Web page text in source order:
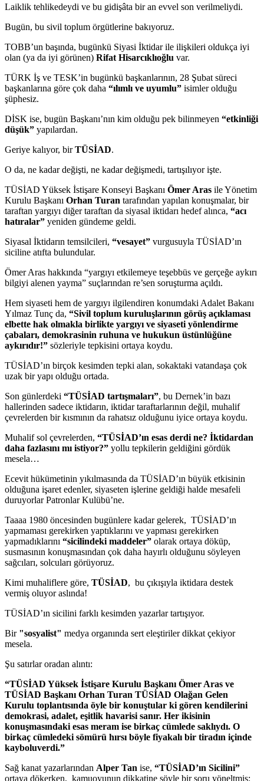
Laiklik tehlikedeydi ve bu gidişâta bir an evvel son verilmeliydi.
Bugün, bu sivil toplum örgütlerine bakıyoruz.
TOBB’un başında, bugünkü Siyasi İktidar ile ilişkileri oldukça iyi
olan (ya da iyi görünen) Rifat Hisarcıklıoğlu var.
TÜRK İş ve TESK’in bugünkü başkanlarının, 28 Şubat süreci
başkanlarına göre çok daha “ılımlı ve uyumlu” isimler olduğu
şüphesiz.
DİSK ise, bugün Başkanı’nın kim olduğu pek bilinmeyen “etkinliği
düşük” yapılardan.
Geriye kalıyor, birTÜSİAD.
O da, ne kadar değişti, ne kadar değişmedi, tartışılıyor işte.
TÜSİAD Yüksek İstişare Konseyi Başkanı Ömer Aras ile Yönetim
Kurulu Başkanı Orhan Turan tarafından yapılan konuşmalar, bir
taraftan yargıyı diğer taraftan da siyasal iktidarı hedef alınca, “acı
hatıralar” yeniden gündeme geldi.
Siyasal İktidarın temsilcileri, “vesayet” vurgusuyla TÜSİAD’ın
siciline atıfta bulundular.
Ömer Aras hakkında “yargıyı etkilemeye teşebbüs ve gerçeğe aykırı
bilgiyi alenen yayma” suçlarından re’sen soruşturma açıldı.
Hem siyaseti hem de yargıyı ilgilendiren konumdaki Adalet Bakanı
Yılmaz Tunç da, “Sivil toplum kuruluşlarının görüş açıklaması
elbette hak olmakla birlikte yargıyı ve siyaseti yönlendirme
çabaları, demokrasinin ruhuna ve hukukun üstünlüğüne
aykırıdır!” sözleriyle tepkisini ortaya koydu.
TÜSİAD’ın birçok kesimden tepki alan, sokaktaki vatandaşa çok
uzak bir yapı olduğu ortada.
Son günlerdeki “TÜSİAD tartışmaları”, bu Dernek’in bazı
hallerinden sadece iktidarın, iktidar taraftarlarının değil, muhalif
çevrelerden bir kısmının da rahatsız olduğunu iyice ortaya koydu.
Muhalif sol çevrelerden, “TÜSİAD’ın esas derdi ne? İktidardan
daha fazlasını mı istiyor?” yollu tepkilerin geldiğini gördük
mesela…
Ecevit hükümetinin yıkılmasında da TÜSİAD’ın büyük etkisinin
olduğuna işaret edenler, siyaseten işlerine geldiği halde mesafeli
duruyorlar Patronlar Kulübü’ne.
Taaaa 1980 öncesinden bugünlere kadar gelerek, TÜSİAD’ın
yapmaması gerekirken yaptıklarını ve yapması gerekirken
yapmadıklarını “sicilindeki maddeler” olarak ortaya döküp,
susmasının konuşmasından çok daha hayırlı olduğunu söyleyen
sağcıları, solcuları görüyoruz.
Kimi muhaliflere göre, TÜSİAD, bu çıkışıyla iktidara destek
vermiş oluyor aslında!
TÜSİAD’ın sicilini farklı kesimden yazarlar tartışıyor.
Bir "sosyalist" medya organında sert eleştiriler dikkat çekiyor
mesela.
Şu satırlar oradan alıntı:
“TÜSİAD Yüksek İstişare Kurulu Başkanı Ömer Aras ve
TÜSİAD Başkanı Orhan Turan TÜSİAD Olağan Gelen
Kurulu toplantısında öyle bir konuştular ki gören kendilerini
demokrasi, adalet, eşitlik havarisi sanır. Her ikisinin
konuşmasındaki esas meram ise birkaç cümlede saklıydı. O
birkaç cümledeki sömürü hırsı böyle fiyakalı bir tiradın içinde
kayboluverdi.”
Sağ kanat yazarlarından Alper Tan ise, “TÜSİAD’ın Sicilini”
ortaya dökerken, kamuoyunun dikkatine şöyle bir soru yöneltmiş: